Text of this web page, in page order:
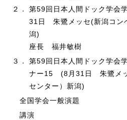
２．
第59回日本人間ドック学会
31日 朱鷺メッセ(新潟コン
潟)
座長 福井敏樹
３．
第59回日本人間ドック学会
ナー15 (8月31日 朱鷺メッ
センター）新潟)
全国学会一般演題
講演